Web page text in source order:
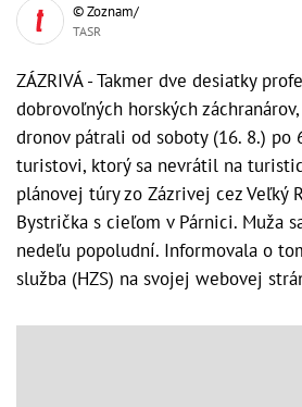
© Zoznam/
TASR
ZÁZRIVÁ - Takmer dve desiatky
dobrovoľných horských
dronov pátrali od soboty (16. 8.) po
turistovi, ktorý sa nevrátil na
plánovej túry zo Zázrivej cez Veľký
Bystrička s cieľom v Párnici. Muža
nedeľu popoludní. Informovala o
služba (HZS) na svojej webovej